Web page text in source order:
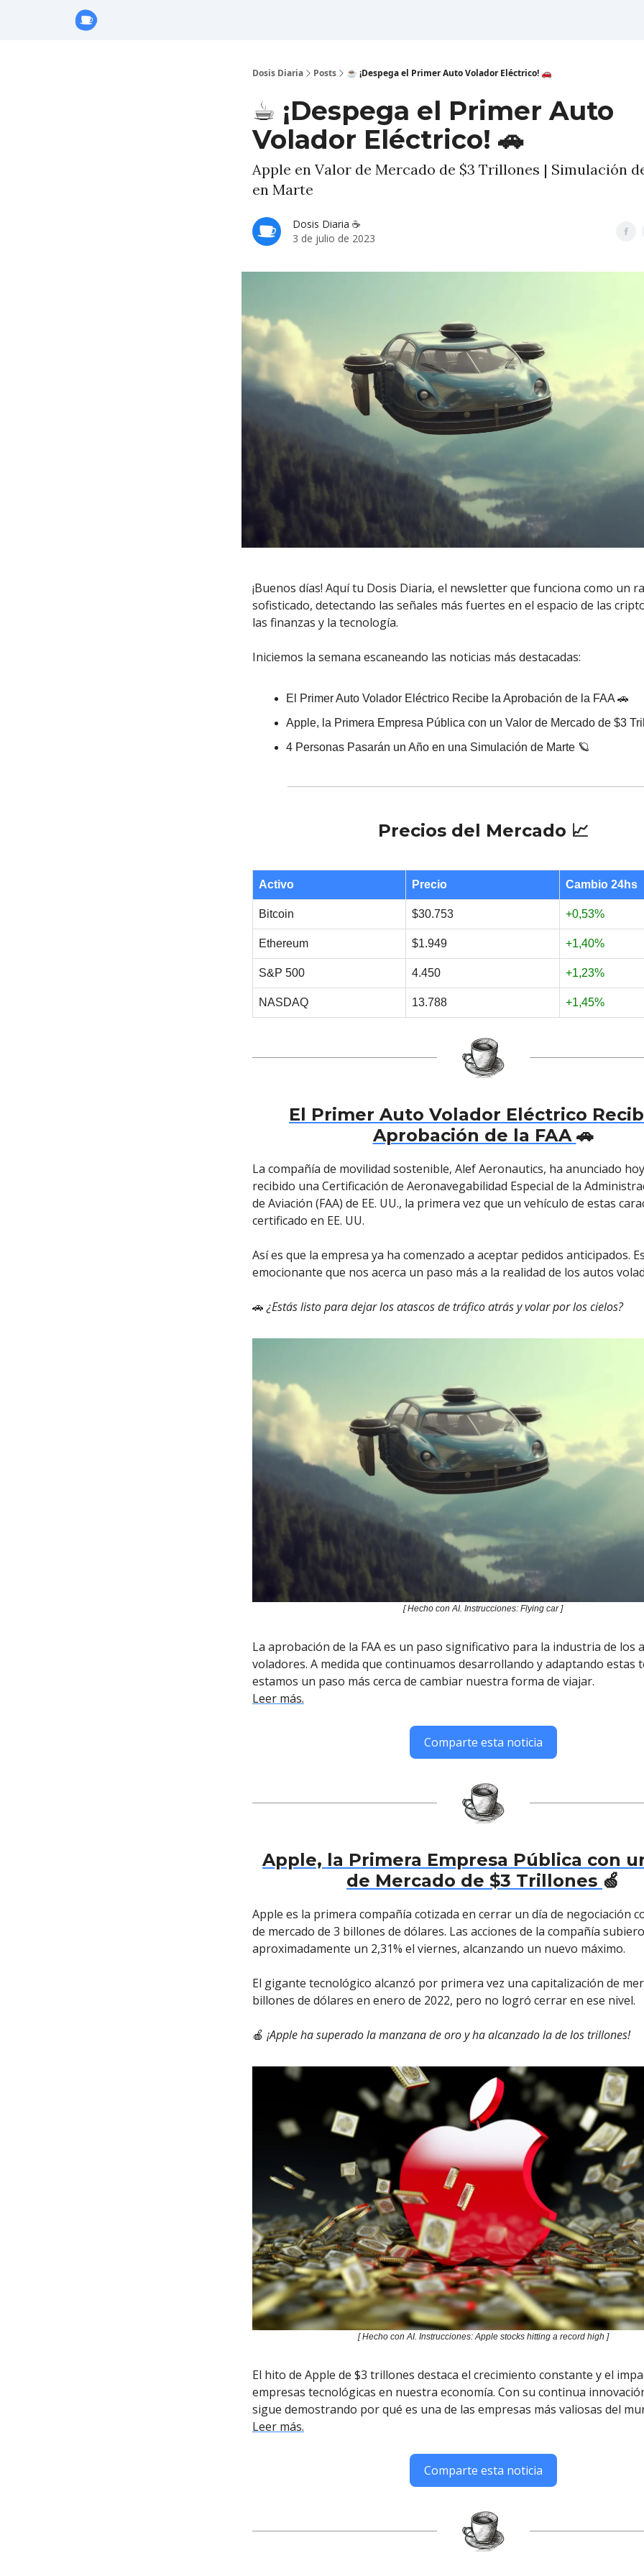
Dosis Diaria Posts ☕️ ¡Despega el Primer Auto Volador Eléctrico! 🚗
☕️ ¡Despega el Primer Auto
Volador Eléctrico! 🚗
Apple en Valor de Mercado de $3 Trillones | Simulación
en Marte
Dosis Diaria ☕️
3 de julio de 2023
¡Buenos días! Aquí tu Dosis Diaria, el newsletter que funciona como un
sofisticado, detectando las señales más fuertes en el espacio de las
las finanzas y la tecnología.
Iniciemos la semana escaneando las noticias más destacadas:
El Primer Auto Volador Eléctrico Recibe la Aprobación de la FAA 🚗
Apple, la Primera Empresa Pública con un Valor de Mercado de $3
4 Personas Pasarán un Año en una Simulación de Marte 🪐
Precios del Mercado 📈
Activo Precio Cambio 24hs
Bitcoin $30.753 +0,53%
Ethereum $1.949 +1,40%
S&P 500 4.450 +1,23%
NASDAQ 13.788 +1,45%
El Primer Auto Volador Eléctrico
Aprobación de la FAA 🚗
La compañía de movilidad sostenible, Alef Aeronautics, ha anunciado
recibido una Certificación de Aeronavegabilidad Especial de la
de Aviación (FAA) de EE. UU., la primera vez que un vehículo de estas
certificado en EE. UU.
Así es que la empresa ya ha comenzado a aceptar pedidos anticipados.
emocionante que nos acerca un paso más a la realidad de los autos
🚗¿Estás listo para dejar los atascos de tráfico atrás y volar por los cielos?
[ Hecho con AI. Instrucciones: Flying car ]
La aprobación de la FAA es un paso significativo para la industria de los
voladores. A medida que continuamos desarrollando y adaptando estas
estamos un paso más cerca de cambiar nuestra forma de viajar.
Leer más.
Comparte esta noticia
Apple, la Primera Empresa Pública con
de Mercado de $3 Trillones 🍏
Apple es la primera compañía cotizada en cerrar un día de negociación
de mercado de 3 billones de dólares. Las acciones de la compañía
aproximadamente un 2,31% el viernes, alcanzando un nuevo máximo.
El gigante tecnológico alcanzó por primera vez una capitalización de
billones de dólares en enero de 2022, pero no logró cerrar en ese nivel.
🍎 ¡Apple ha superado la manzana de oro y ha alcanzado la de los trillones!
[ Hecho con AI. Instrucciones: Apple stocks hitting a record high ]
El hito de Apple de $3 trillones destaca el crecimiento constante y el
empresas tecnológicas en nuestra economía. Con su continua
sigue demostrando por qué es una de las empresas más valiosas del
Leer más.
Comparte esta noticia